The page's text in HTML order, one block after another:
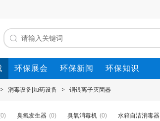
环保展会 环保新闻 环保知识
> 消毒设备|加药设备 > 铜银离子灭菌器
臭氧发生器 (0) 臭氧消毒机 (0) 水箱自洁消毒器